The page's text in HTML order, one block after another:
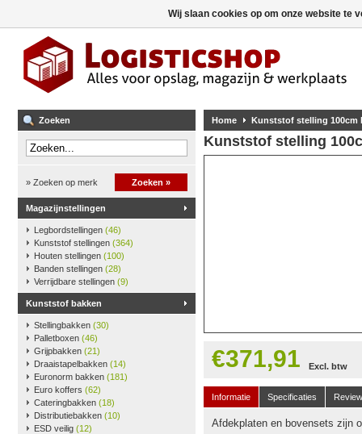
Zoeken
» Zoeken op merk Zoeken »
Magazijnstellingen
Legbordstellingen (46)
Kunststof stellingen (364)
Houten stellingen (100)
Banden stellingen (28)
Verrijdbare stellingen (9)
Kunststof bakken
Stellingbakken (30)
Palletboxen (46)
Grijpbakken (21)
Draaistapelbakken (14)
Euronorm bakken (181)
Euro koffers (62)
Cateringbakken (18)
Distributiebakken (10)
ESD veilig (12)
Home Kunststof stelling 100cm
Kunststof stelling
€371,91 Excl. btw
Informatie Specificaties
Afdekplaten en bovensets zijn
Wij slaan cookies op om onze website te